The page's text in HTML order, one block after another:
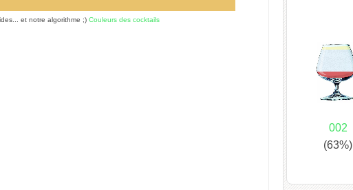
et notre algorithme ;) Couleurs des cocktails
002
(63%)